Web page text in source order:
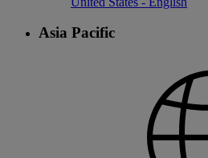
Asia Pacific